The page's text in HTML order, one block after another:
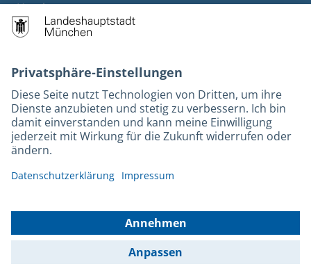
Hotels
Barrierefreiheit
Leichte Sprache
Gebärdensprache
Datenschutz
Impressum
© 2025 Portal München Betriebs GmbH & Co. KG - Ein Service der
Landeshauptstadt München und der Stadtwerke München GmbH